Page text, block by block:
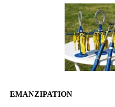
EMANZIPATION